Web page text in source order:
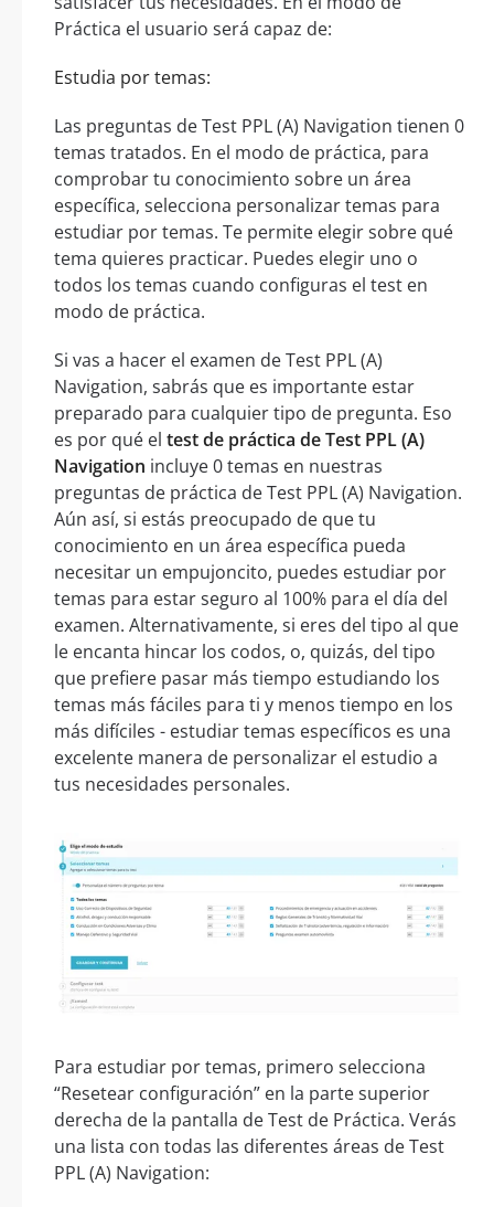
Práctica el usuario será capaz de:
Estudia por temas:
Las preguntas de Test PPL (A) Navigation tienen 0
temas tratados. En el modo de práctica, para
comprobar tu conocimiento sobre un área
específica, selecciona personalizar temas para
estudiar por temas. Te permite elegir sobre qué
tema quieres practicar. Puedes elegir uno o
todos los temas cuando configuras el test en
modo de práctica.
Si vas a hacer el examen de Test PPL (A)
Navigation, sabrás que es importante estar
preparado para cualquier tipo de pregunta. Eso
es por qué el test de práctica de Test PPL (A)
Navigation incluye 0 temas en nuestras
preguntas de práctica de Test PPL (A) Navigation.
Aún así, si estás preocupado de que tu
conocimiento en un área específica pueda
necesitar un empujoncito, puedes estudiar por
temas para estar seguro al 100% para el día del
examen. Alternativamente, si eres del tipo al que
le encanta hincar los codos, o, quizás, del tipo
que prefiere pasar más tiempo estudiando los
temas más fáciles para ti y menos tiempo en los
más difíciles - estudiar temas específicos es una
excelente manera de personalizar el estudio a
tus necesidades personales.
Para estudiar por temas, primero selecciona
“Resetear configuración” en la parte superior
derecha de la pantalla de Test de Práctica. Verás
una lista con todas las diferentes áreas de Test
PPL (A) Navigation: